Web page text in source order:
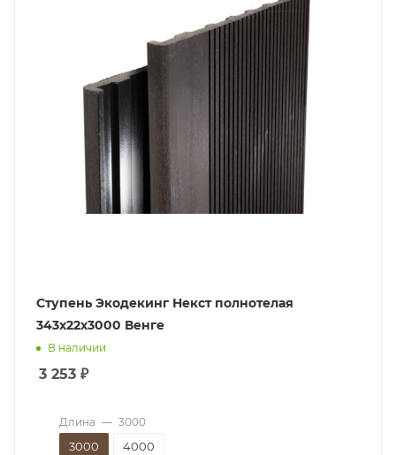
Ступень Экодекинг Некст полнотелая
343х22х3000 Венге
В наличии
3 253 ₽
Длина — 3000
3000 4000